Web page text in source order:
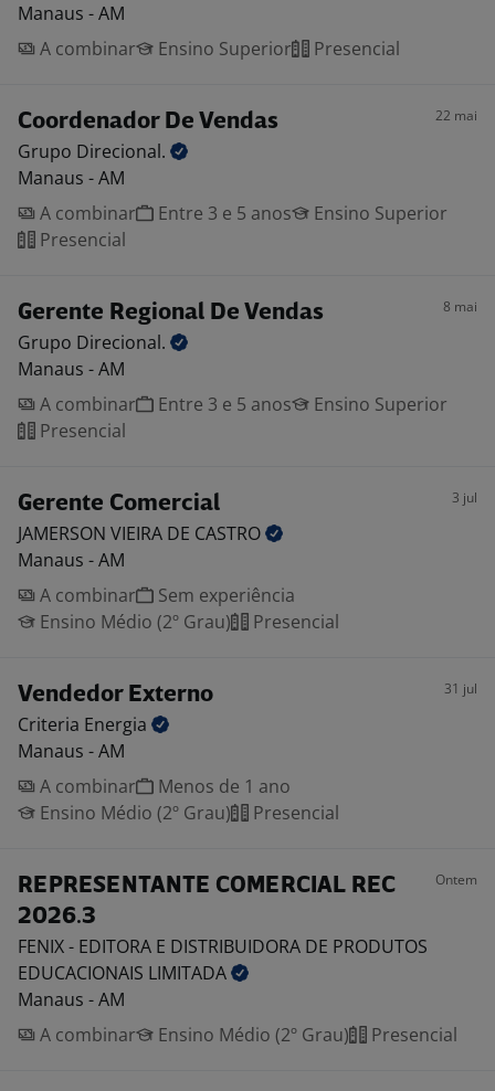
Manaus - AM
A combinar
Ensino Superior Presencial
Coordenador De Vendas 22 mai
Grupo Direcional.
Manaus - AM
A combinar
Entre 3 e 5 anos
Ensino Superior
Presencial
Gerente Regional De Vendas 8 mai
Grupo Direcional.
Manaus - AM
A combinar
Entre 3 e 5 anos
Ensino Superior
Presencial
Gerente Comercial 3 jul
JAMERSON VIEIRA DE CASTRO
Manaus - AM
A combinar
Sem experiência
Ensino Médio (2º Grau)
Presencial
Vendedor Externo 31 jul
Criteria Energia
Manaus - AM
A combinar
Menos de 1 ano
Ensino Médio (2º Grau)
Presencial
REPRESENTANTE COMERCIAL REC
2026.3
Ontem
FENIX - EDITORA E DISTRIBUIDORA DE PRODUTOS
EDUCACIONAIS LIMITADA
Manaus - AM
A combinar
Ensino Médio (2º Grau) Presencial